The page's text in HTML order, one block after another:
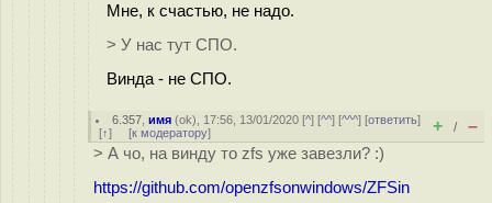
Мне, к счастью, не надо.
> У нас тут СПО.
Винда - не СПО.
6.357 ,имя (ok), 17:56, 13/01/2020 [^] [^^] [^^^] [ответить]
[↑] [к модератору] + / –
> А чо, на винду то zfs уже завезли? :)
https://github.com/openzfsonwindows/ZFSin